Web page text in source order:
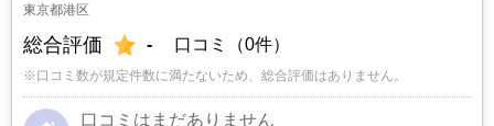
東京都港区
総合評価 - 口コミ（0件）
※口コミ数が規定件数に満たないため、総合評価はありません。
口コミはまだありません